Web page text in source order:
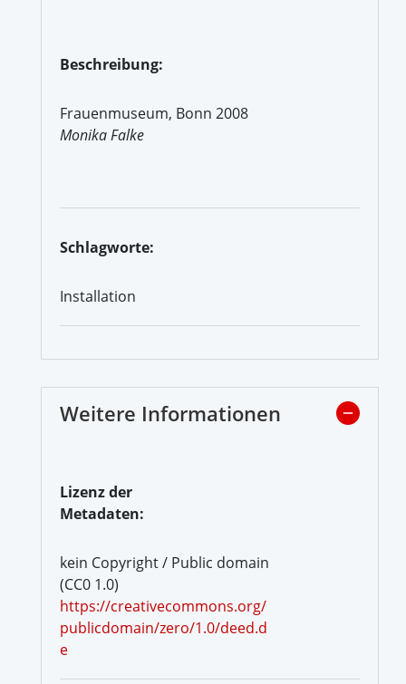
Beschreibung:
Frauenmuseum, Bonn 2008
Monika Falke
Schlagworte:
Installation
Weitere Informationen
Lizenz der
Metadaten:
kein Copyright / Public domain
(CC0 1.0)
https://creativecommons.org/
publicdomain/zero/1.0/deed.d
e